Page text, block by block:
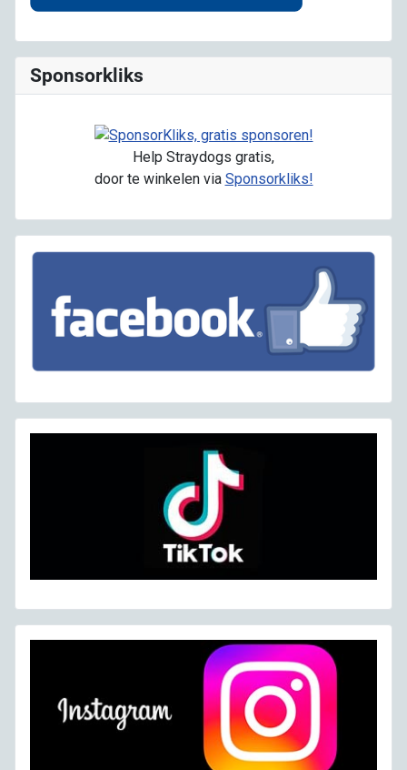
Sponsorkliks
Help Straydogs gratis,
door te winkelen via Sponsorkliks!